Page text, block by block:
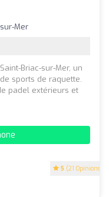
5 (21 Opinions)
Mer
Briac-sur-Mer, un
sports de raquette.
padel extérieurs et